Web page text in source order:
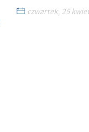
czwartek, 25